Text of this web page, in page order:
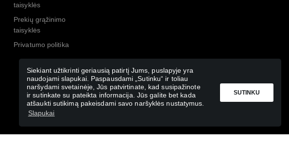
Siekiant užtikrinti geriausią patirtį Jums, puslapyje yra
naudojami slapukai. Paspausdami „Sutinku“ ir toliau
naršydami svetainėje, Jūs patvirtinate, kad susipažinote
ir sutinkate su pateikta informacija. Jūs galite bet kada
atšaukti sutikimą pakeisdami savo naršyklės nustatymus.
Slapukai
SUTINKU
taisyklės
Prekių grąžinimo
taisyklės
Privatumo politika